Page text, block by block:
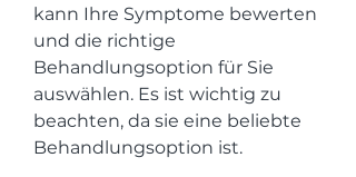
kann Ihre Symptome bewerten
und die richtige
Behandlungsoption für Sie
auswählen. Es ist wichtig zu
beachten, da sie eine beliebte
Behandlungsoption ist.